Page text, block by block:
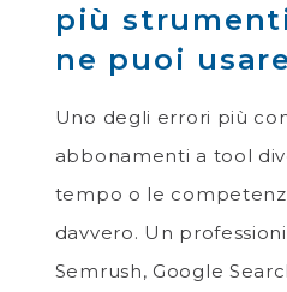
più
ne puoi
Uno degli errori più
abbonamenti a tool
tempo o le
davvero. Un
Semrush, Google